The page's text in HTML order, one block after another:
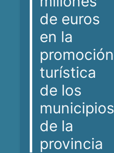
de euros
en la
promoción
turística
de los
municipios
de la
provincia